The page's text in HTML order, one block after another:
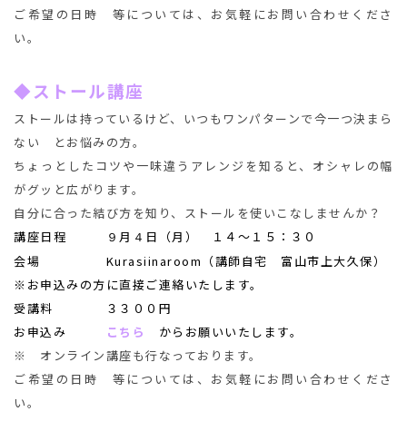
ご希望の日時 等については、お気軽にお問い合わせくださ
い。
◆ストール講座
ストールは持っているけど、いつもワンパターンで今一つ決まら
ない とお悩みの方。
ちょっとしたコツや一味違うアレンジを知ると、オシャレの幅
がグッと広がります。
自分に合った結び方を知り、ストールを使いこなしませんか？
講座日程
９ 月 ４ 日（月） １４～１５：３０
会場 Kurasiinaroom（講師自宅 富山市上大久保）
※お申込みの方に直接ご連絡いたします。
受講料 ３３００円
お申込み
こちら
からお願いいたします。
※ オンライン講座も行なっております。
ご希望の日時 等については、お気軽にお問い合わせくださ
い。